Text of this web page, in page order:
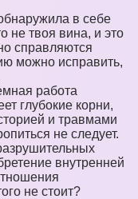
в себе
не твоя вина, и это
справляются
можно исправить,
работа
глубокие корни,
и травмами
не следует.
внутренней
не стоит?